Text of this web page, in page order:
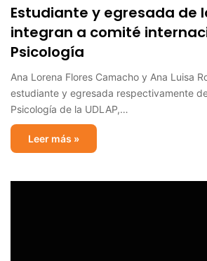
Estudiante y egresada de
integran a comité
Psicología
Ana Lorena Flores Camacho y Ana Luisa
estudiante y egresada respectivamente
Psicología de la UDLAP,…
Leer más »